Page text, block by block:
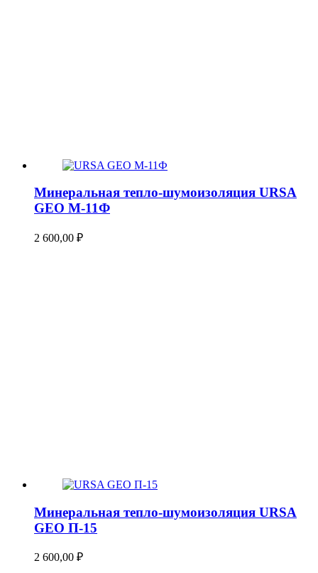
Минеральная тепло-шумоизоляция URSA
GEO М-11Ф
2 600,00 ₽
Минеральная тепло-шумоизоляция URSA
GEO П-15
2 600,00 ₽